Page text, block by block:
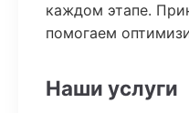
каждом этапе.
помогаем
Наши услуги